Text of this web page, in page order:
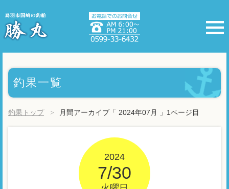
釣果一覧
釣果トップ 月間アーカイブ「 2024年07月 」1ページ目
2024
7/30